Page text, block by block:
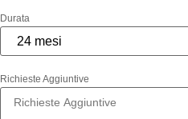
Durata
Richieste Aggiuntive